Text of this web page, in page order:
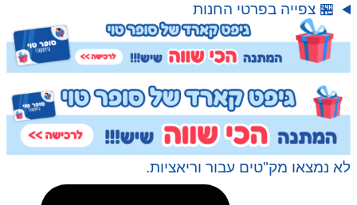
🏪 צפייה בפרטי החנות
לא נמצאו מק"טים עבור וריאציות.